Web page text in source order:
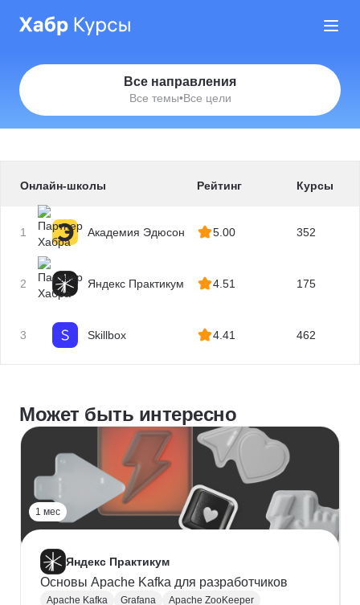
Все направления
Все темы•Все цели
Онлайн-школы Рейтинг Курсы
1 Академия Эдюсон 5.00 352
2 Яндекс Практикум 4.51 175
3 Skillbox 4.41 462
Может быть интересно
1 мес
Яндекс Практикум
Основы Apache Kafka для разработчиков
Apache Kafka Grafana
Apache ZooKeeper